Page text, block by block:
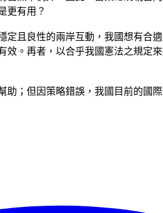
更有用？
且良性的兩岸互動，我國想有合
。再者，以合乎我國憲法之規定
；但因策略錯誤，我國目前的國